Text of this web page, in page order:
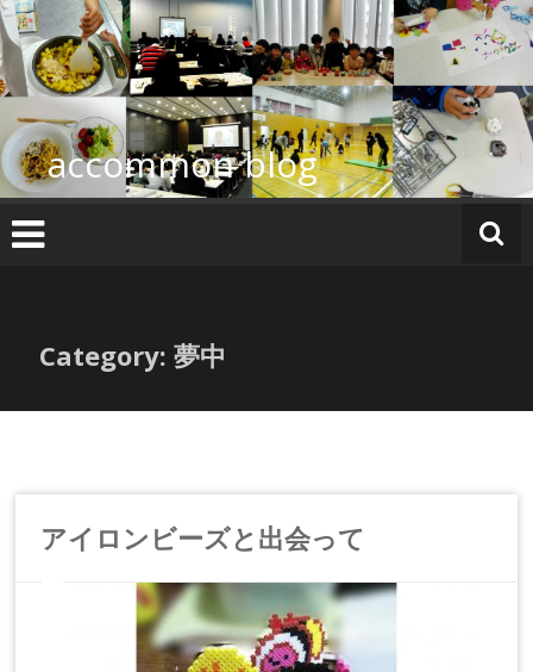
コ
ン
テ
ン
ツ
へ
ス
キ
ッ
accommon blog
Category: 夢中
アイロンビーズと出会って